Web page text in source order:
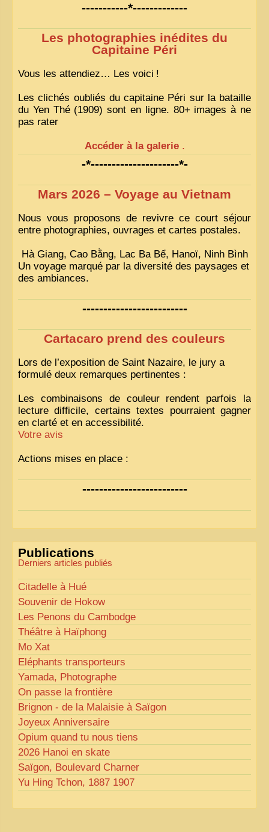
-----------*-------------
Les photographies inédites du
Capitaine Péri
Vous les attendiez… Les voici !
Les clichés oubliés du capitaine Péri sur la bataille
du Yen Thé (1909) sont en ligne. 80+ images à ne
pas rater
Accéder à la galerie .
-*---------------------*-
Mars 2026 – Voyage au Vietnam
Nous vous proposons de revivre ce court séjour
entre photographies, ouvrages et cartes postales.
Hà Giang, Cao Bằng, Lac Ba Bể, Hanoï, Ninh Bình
Un voyage marqué par la diversité des paysages et
des ambiances.
-------------------------
Cartacaro prend des couleurs
Lors de l’exposition de Saint Nazaire, le jury a
formulé deux remarques pertinentes :
Les combinaisons de couleur rendent parfois la
lecture difficile, certains textes pourraient gagner
en clarté et en accessibilité.
Votre avis
Actions mises en place :
Nous avons déjà ajusté les couleurs pour améliorer
« Comme tout bon collectionneur le sait, la
perfection est un idéal… mais nous y travaillons
-------------------------
Publications
Derniers articles publiés
Citadelle à Hué
Souvenir de Hokow
Les Penons du Cambodge
Théâtre à Haïphong
Mo Xat
Eléphants transporteurs
Yamada, Photographe
On passe la frontière
Brignon - de la Malaisie à Saïgon
Joyeux Anniversaire
Opium quand tu nous tiens
2026 Hanoi en skate
Saïgon, Boulevard Charner
Yu Hing Tchon, 1887 1907